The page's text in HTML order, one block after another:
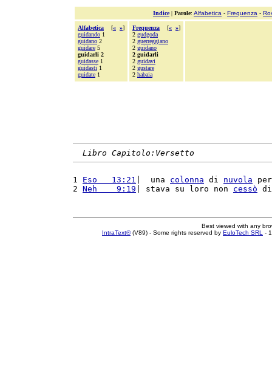
Indice| Parole: Alfabetica - Frequenza -
Alfabetica [« »]
guidando 1
guidano 2
guidare 5
guidarli 2
guidasse 1
guidasti 1
guidate 1
Frequenza [« »]
2 gudgoda
2 guerreggiano
2 guidano
2 guidarli
2 guidavi
2 gustare
2 habaia
Libro Capitolo:Versetto
1 Eso   13:21 |  una colonna di nuvola
2 Neh    9:19 | stava su loro non cessò
Best viewed with any
IntraText®(V89) - Some rights reserved by EuloTech SRL -